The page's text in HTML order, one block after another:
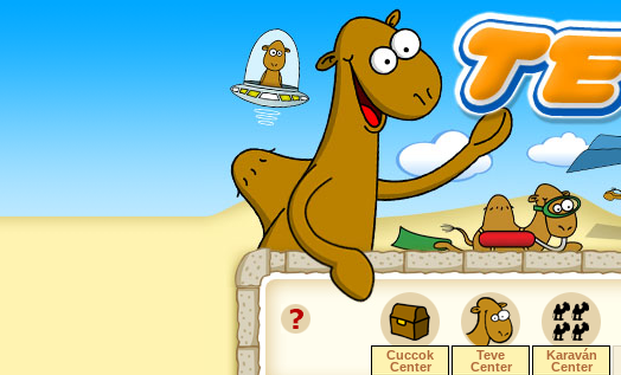
Cuccok
Center
Teve
Center
Karaván
Center